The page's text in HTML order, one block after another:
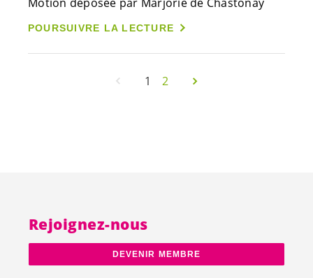
POURSUIVRE LA LECTURE
1 2
Rejoignez-nous
DEVENIR MEMBRE